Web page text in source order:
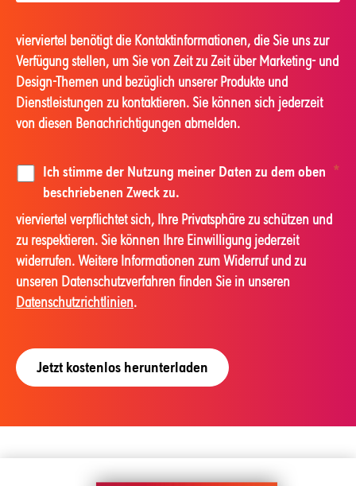
vierviertel benötigt die Kontaktinformationen, die Sie uns zur
Verfügung stellen, um Sie von Zeit zu Zeit über Marketing- und
Design-Themen und bezüglich unserer Produkte und
Dienstleistungen zu kontaktieren. Sie können sich jederzeit
von diesen Benachrichtigungen abmelden.
Ich stimme der Nutzung meiner Daten zu dem oben
beschriebenen Zweck zu.
*
vierviertel verpflichtet sich, Ihre Privatsphäre zu schützen und
zu respektieren. Sie können Ihre Einwilligung jederzeit
widerrufen. Weitere Informationen zum Widerruf und zu
unseren Datenschutzverfahren finden Sie in unseren
Datenschutzrichtlinien.